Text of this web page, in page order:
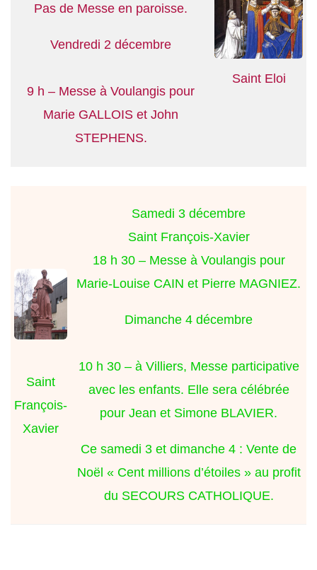
Pas de Messe en paroisse.
Vendredi 2 décembre
9 h – Messe à Voulangis pour
Marie GALLOIS et John
STEPHENS.
Saint Eloi
Saint
François-
Xavier
Samedi 3 décembre
Saint François-Xavier
18 h 30 – Messe à Voulangis pour
Marie-Louise CAIN et Pierre MAGNIEZ.
Dimanche 4 décembre
10 h 30 – à Villiers, Messe participative
avec les enfants. Elle sera célébrée
pour Jean et Simone BLAVIER.
Ce samedi 3 et dimanche 4 : Vente de
Noël « Cent millions d’étoiles » au profit
du SECOURS CATHOLIQUE.